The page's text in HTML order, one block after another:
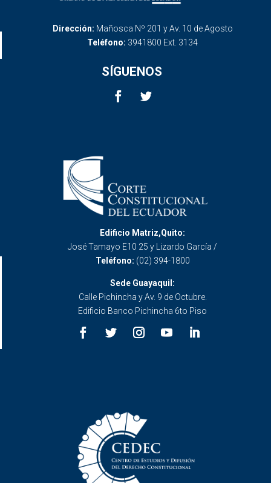
Dirección: Mañosca Nº 201 y Av. 10 de Agosto
Teléfono: 3941800 Ext. 3134
SÍGUENOS
Edificio Matriz,Quito:
José Tamayo E10 25 y Lizardo García /
Teléfono: (02) 394-1800
Sede Guayaquil:
Calle Pichincha y Av. 9 de Octubre.
Edificio Banco Pichincha 6to Piso